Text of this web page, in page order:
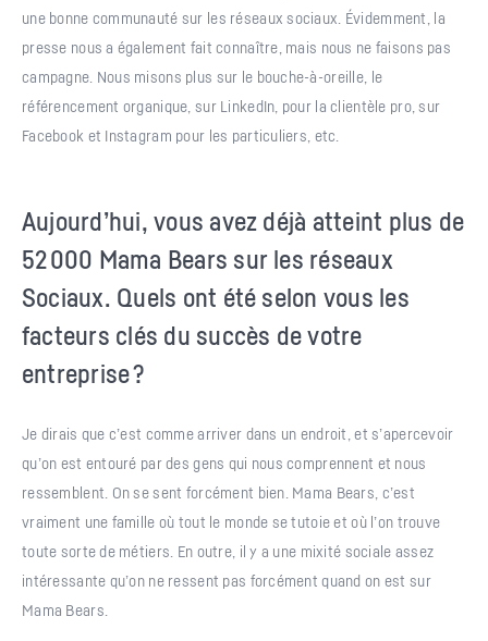
une bonne communauté sur les réseaux sociaux. Évidemment, la
presse nous a également fait connaître, mais nous ne faisons pas
campagne. Nous misons plus sur le bouche-à-oreille, le
référencement organique, sur LinkedIn, pour la clientèle pro, sur
Facebook et Instagram pour les particuliers, etc.
Aujourd’hui, vous avez déjà atteint plus de
52 000 Mama Bears sur les réseaux
Sociaux. Quels ont été selon vous les
facteurs clés du succès de votre
entreprise ?
Je dirais que c’est comme arriver dans un endroit, et s’apercevoir
qu’on est entouré par des gens qui nous comprennent et nous
ressemblent. On se sent forcément bien. Mama Bears, c’est
vraiment une famille où tout le monde se tutoie et où l’on trouve
toute sorte de métiers. En outre, il y a une mixité sociale assez
intéressante qu’on ne ressent pas forcément quand on est sur
Mama Bears.